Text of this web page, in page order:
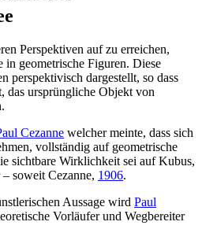
Perspektiven auf zu erreichen,
geometrische Figuren. Diese
perspektivisch dargestellt, so dass
das ursprüngliche Objekt von
Cezanne welcher meinte, dass sich
vollständig auf geometrische
sichtbare Wirklichkeit sei auf Kubus,
soweit Cezanne, 1906.
Aussage wird Paul
Vorläufer und Wegbereiter